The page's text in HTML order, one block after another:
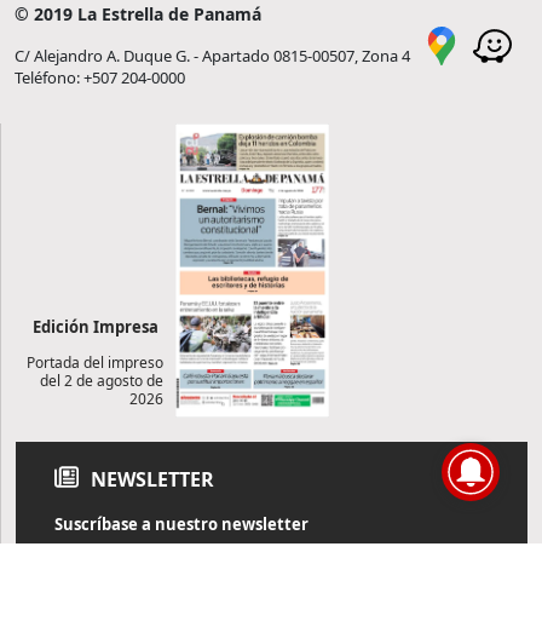
© 2019 La Estrella de Panamá
C/ Alejandro A. Duque G. - Apartado 0815-00507, Zona 4
Teléfono: +507 204-0000
Edición Impresa
Portada del impreso
del 2 de agosto de
2026
NEWSLETTER
Suscríbase a nuestro newsletter
Reciba diariamente información de actualidad directamente en